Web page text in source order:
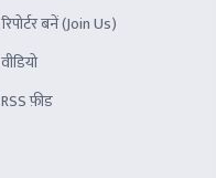
रिपोर्टर बनें (Join Us)
वीडियो
RSS फ़ीड